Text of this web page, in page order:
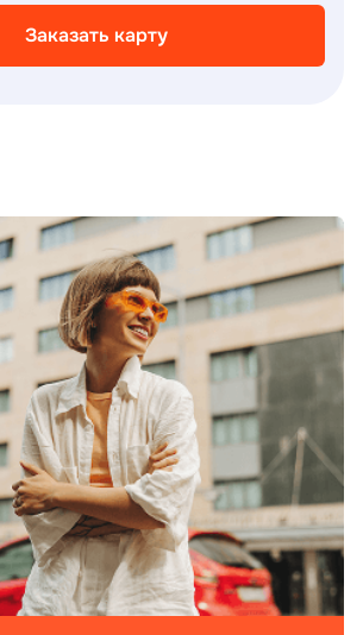
Заказать карту